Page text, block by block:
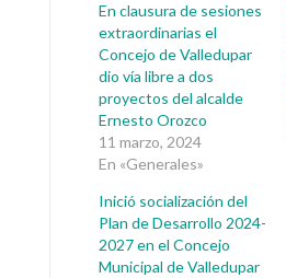
En clausura de sesiones
extraordinarias el
Concejo de Valledupar
dio vía libre a dos
proyectos del alcalde
Ernesto Orozco
11 marzo, 2024
En «Generales»
Inició socialización del
Plan de Desarrollo 2024-
2027 en el Concejo
Municipal de Valledupar